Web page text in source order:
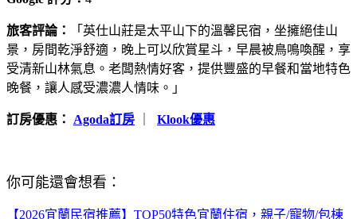
旅客評論：
「英仕山莊是太平山下的溫馨民宿，坐擁絕佳山
景，房間乾淨舒適，晚上可以欣賞星斗，早晨被鳥鳴喚醒，享
受清新山林氣息。老闆熱情好客，提供豐盛的早餐和當地特色
晚餐，讓人感受濃濃人情味。」
訂房優惠： Agoda訂房 Klook優惠
你可能還會想看：
【2026宜蘭民宿推薦】TOP50特色宜蘭住宿，親子/寵物/包棟